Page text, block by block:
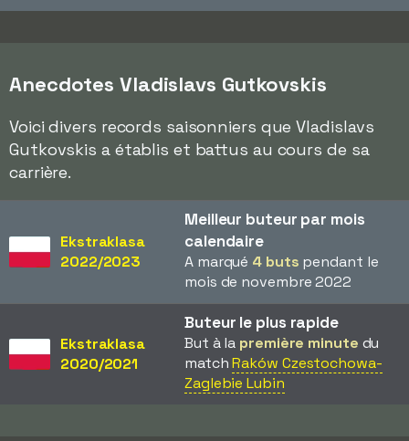
Anecdotes Vladislavs Gutkovskis
Voici divers records saisonniers que Vladislavs
Gutkovskis a établis et battus au cours de sa
carrière.
Ekstraklasa
2022/2023
Meilleur buteur par mois
calendaire
A marqué 4 buts pendant le
mois de novembre 2022
Ekstraklasa
2020/2021
Buteur le plus rapide
But à la première minute du
matchRaków Czestochowa-
Zaglebie Lubin